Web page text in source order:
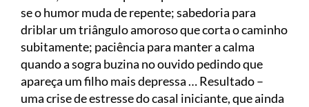
se o humor muda de repente; sabedoria para
driblar um triângulo amoroso que corta o caminho
subitamente; paciência para manter a calma
quando a sogra buzina no ouvido pedindo que
apareça um filho mais depressa … Resultado –
uma crise de estresse do casal iniciante, que ainda